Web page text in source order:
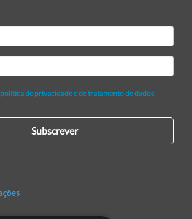
política de privacidade e de tratamento de dados
Subscrever